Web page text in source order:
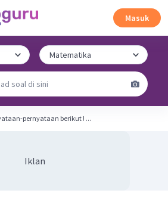
Masuk
Perhatikan pernyataan-pernyataan berikut ! ...
Iklan